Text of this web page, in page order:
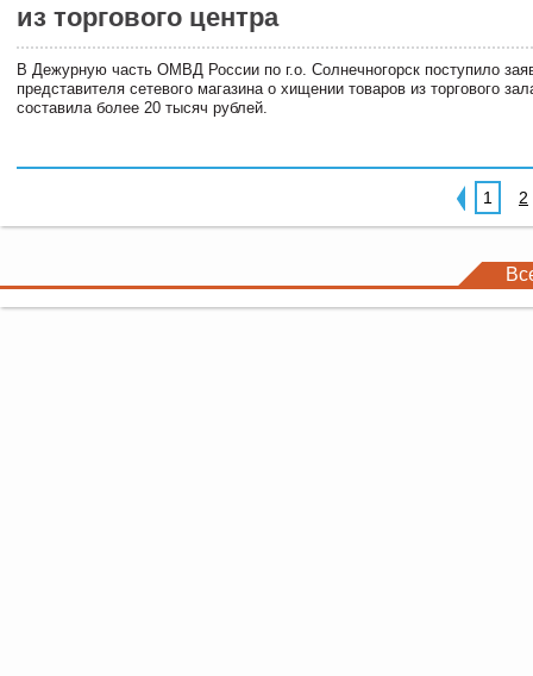
из торгового центра
В Дежурную часть ОМВД России по г.о. Солнечногорск поступило
представителя сетевого магазина о хищении товаров из торгового
составила более 20 тысяч рублей.
1 2